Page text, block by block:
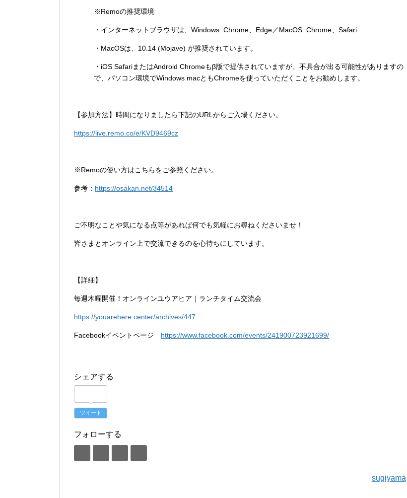
※Remoの推奨環境
・インターネットブラウザは、Windows: Chrome、Edge／MacOS: Chrome、Safari
・MacOSは、10.14 (Mojave) が推奨されています。
・iOS SafariまたはAndroid Chromeもβ版で提供されていますが、不具合が出る可能性がありますの
で、パソコン環境でWindows macともChromeを使っていただくことをお勧めします。
【参加方法】時間になりましたら下記のURLからご入場ください。
https://live.remo.co/e/KVD9469cz
※Remoの使い方はこちらをご参照ください。
参考： https://osakan.net/34514
ご不明なことや気になる点等があれば何でも気軽にお尋ねくださいませ！
皆さまとオンライン上で交流できるのを心待ちにしています。
【詳細】
毎週木曜開催！オンラインユウアヒア｜ランチタイム交流会
https://youarehere.center/archives/447
Facebookイベントページ https://www.facebook.com/events/241900723921699/
シェアする
ツイート
フォローする
sugiyama